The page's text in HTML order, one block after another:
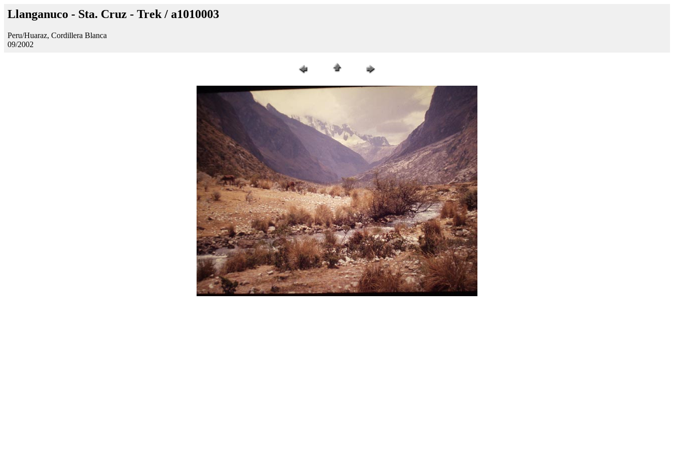
Llanganuco - Sta. Cruz - Trek / a1010003
Peru/Huaraz, Cordillera Blanca
09/2002